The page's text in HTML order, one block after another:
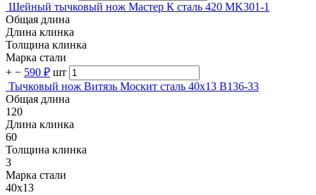
Шейный тычковый нож Мастер К сталь 420 MK301-1
Общая длина
Длина клинка
Толщина клинка
Марка стали
+ − 590 ₽ шт
Тычковый нож Витязь Москит сталь 40х13 B136-33
Общая длина
120
Длина клинка
60
Толщина клинка
3
Марка стали
40х13